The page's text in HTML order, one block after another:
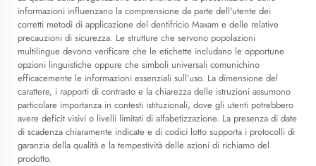
informazioni influenzano la comprensione da parte dell'utente dei
corretti metodi di applicazione del dentifricio Maxam e delle relative
precauzioni di sicurezza. Le strutture che servono popolazioni
multilingue devono verificare che le etichette includano le opportune
opzioni linguistiche oppure che simboli universali comunichino
efficacemente le informazioni essenziali sull’uso. La dimensione del
carattere, i rapporti di contrasto e la chiarezza delle istruzioni assumono
particolare importanza in contesti istituzionali, dove gli utenti potrebbero
avere deficit visivi o livelli limitati di alfabetizzazione. La presenza di date
di scadenza chiaramente indicate e di codici lotto supporta i protocolli di
garanzia della qualità e la tempestività delle azioni di richiamo del
prodotto.